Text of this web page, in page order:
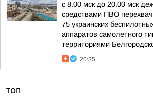
с 8.00 мск до 20.00 мск
средствами ПВО
75 украинских
аппаратов самолетного
территориями
20:35
ТОП